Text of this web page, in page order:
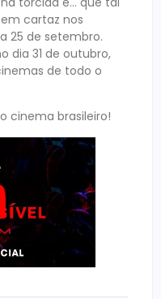
em cartaz nos
25 de setembro.
dia 31 de outubro,
de todo o
cinema brasileiro!